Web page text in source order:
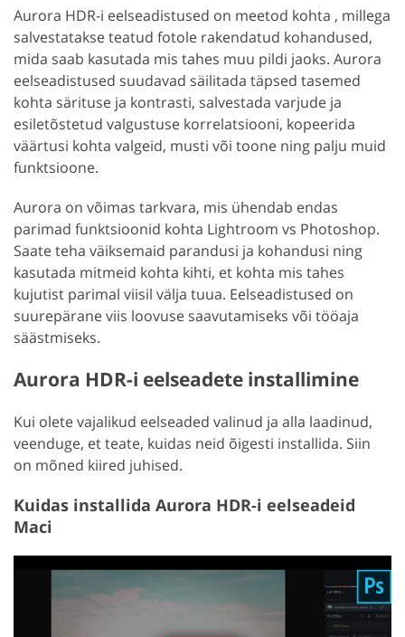
Aurora HDR-i eelseadistused on meetod kohta , millega
salvestatakse teatud fotole rakendatud kohandused,
mida saab kasutada mis tahes muu pildi jaoks. Aurora
eelseadistused suudavad säilitada täpsed tasemed
kohta särituse ja kontrasti, salvestada varjude ja
esiletõstetud valgustuse korrelatsiooni, kopeerida
väärtusi kohta valgeid, musti või toone ning palju muid
funktsioone.
Aurora on võimas tarkvara, mis ühendab endas
parimad funktsioonid kohta Lightroom vs Photoshop.
Saate teha väiksemaid parandusi ja kohandusi ning
kasutada mitmeid kohta kihti, et kohta mis tahes
kujutist parimal viisil välja tuua. Eelseadistused on
suurepärane viis loovuse saavutamiseks või tööaja
säästmiseks.
Aurora HDR-i eelseadete installimine
Kui olete vajalikud eelseaded valinud ja alla laadinud,
veenduge, et teate, kuidas neid õigesti installida. Siin
on mõned kiired juhised.
Kuidas installida Aurora HDR-i eelseadeid
Maci